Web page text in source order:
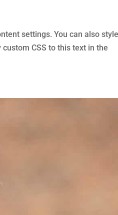
settings. You can also
CSS to this text in the